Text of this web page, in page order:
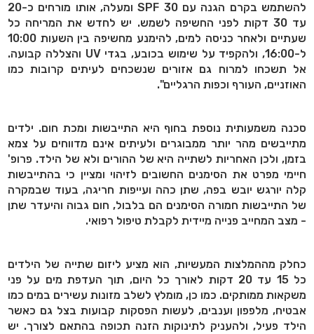
להשתמש בקרם הגנה עםSPF 30
ומעלה, אותו מורחים כ-20
עד 30 דקות לפני החשיפה לשמש. יש לחדש את המריחה כל
שעתיים ולאחר כניסה למים, להימנע מחשיפה בין השעות 10:00
ל-16:00, ולהקפיד על שימוש בכובע, בגדי
UVוהצללה קבועה.
אל תשכחו למרוח גם אזורים שנשכחים לעיתים קרובות כמו
האוזניים, העורף וכפות הרגליים".
סכנה משמעותית נוספת בחוף היא התייבשות ומכת חום. ילדים
מתייבשים מהר יותר ממבוגרים ולעיתים אינם מדווחים על צמא
בזמן, ולכן האחריות לשתייה היא של ההורים ולא של הילד. פרופ'
חיימי מפרט את הסימנים החשובים לזיהוי ומציין כי בהתייבשות
קלה יורגש יובש בפה, שתן כהה ועייפות חריגה, בעוד שבמקרה
של התייבשות חמורה הסימנים הם בלבול, חום גבוה והיעדר שתן
- מצב המחייב פנייה מיידית לקבלת טיפול רפואי.
כחלק מההמלצות המעשיות, הוא מציע ליזום שתייה של הילדים
כל 15 עד 20 דקות לאורך כל היום, תוך העדפת מים על פני
משקאות ממותקים. כמו כן, מומלץ לשלב מזונות עשירים במים כמו
אבטיח, מלפפון וענבים, לעשות הפסקות קבועות בצל גם כאשר
הילד פעיל, ולהעניק לתינוקות הזנה תכופה בהתאם לצורך. יש